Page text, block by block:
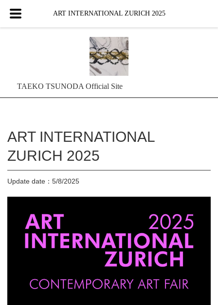
TAEKO TSUNODA Official Site
ART INTERNATIONAL
ZURICH 2025
Update date：5/8/2025
ART INTERNATIONAL ZURICH 2025